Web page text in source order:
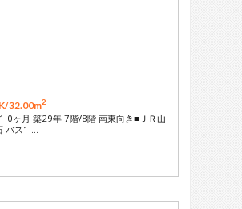
32.00m2
ヶ月 築29年 7階/8階 南東向き■ＪＲ山
バス1 …